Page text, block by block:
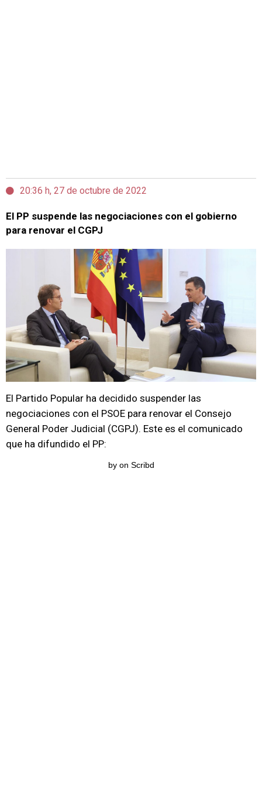
20:36 h, 27 de octubre de 2022
El PP suspende las negociaciones con el gobierno
para renovar el CGPJ
El Partido Popular ha decidido suspender las
negociaciones con el PSOE para renovar el Consejo
General Poder Judicial (CGPJ). Este es el comunicado
que ha difundido el PP:
by on Scribd